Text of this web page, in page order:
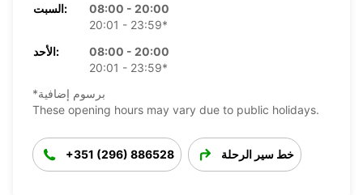
السبت:
08:00 - 20:00
20:01 - 23:59*
الأحد:
08:00 - 20:00
20:01 - 23:59*
*برسوم إضافية
These opening hours may vary due to public holidays.
+351 (296) 886528 خط سير الرحلة